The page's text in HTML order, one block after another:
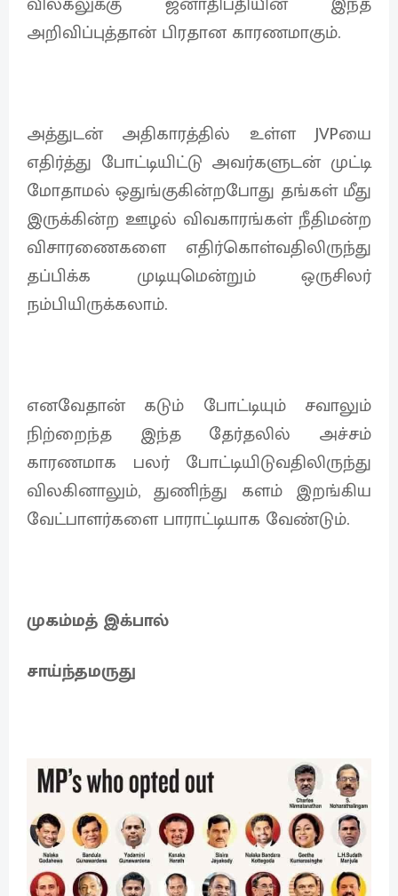
அறிவிப்புத்தான் பிரதான காரணமாகும்.
அத்துடன் அதிகாரத்தில் உள்ள JVPயை
எதிர்த்து போட்டியிட்டு அவர்களுடன் முட்டி
மோதாமல் ஒதுங்குகின்றபோது தங்கள் மீது
இருக்கின்ற ஊழல் விவகாரங்கள் நீதிமன்ற
விசாரணைகளை எதிர்கொள்வதிலிருந்து
தப்பிக்க முடியுமென்றும் ஒருசிலர்
நம்பியிருக்கலாம்.
எனவேதான் கடும் போட்டியும் சவாலும்
நிற்றைந்த இந்த தேர்தலில் அச்சம்
காரணமாக பலர் போட்டியிடுவதிலிருந்து
விலகினாலும், துணிந்து களம் இறங்கிய
வேட்பாளர்களை பாராட்டியாக வேண்டும்.
முகம்மத் இக்பால்
சாய்ந்தமருது